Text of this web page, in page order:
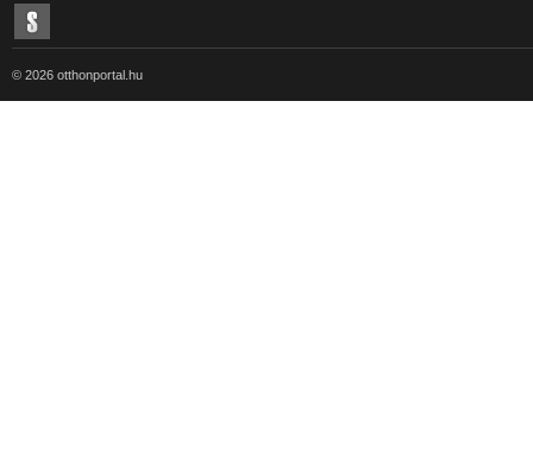
© 2026 otthonportal.hu